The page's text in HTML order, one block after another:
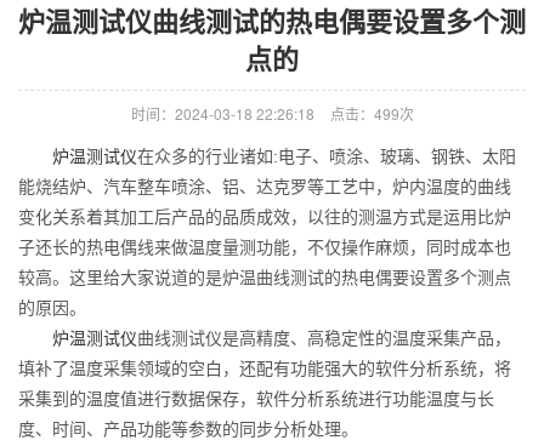
炉温测试仪曲线测试的热电偶要设置多个测
点的
时间：2024-03-18 22:26:18 点击：499次
炉温测试仪在众多的行业诸如:电子、喷涂、玻璃、钢铁、太阳
能烧结炉、汽车整车喷涂、铝、达克罗等工艺中，炉内温度的曲线
变化关系着其加工后产品的品质成效，以往的测温方式是运用比炉
子还长的热电偶线来做温度量测功能，不仅操作麻烦，同时成本也
较高。这里给大家说道的是炉温曲线测试的热电偶要设置多个测点
的原因。
炉温测试仪曲线测试仪是高精度、高稳定性的温度采集产品，
填补了温度采集领域的空白，还配有功能强大的软件分析系统，将
采集到的温度值进行数据保存，软件分析系统进行功能温度与长
度、时间、产品功能等参数的同步分析处理。